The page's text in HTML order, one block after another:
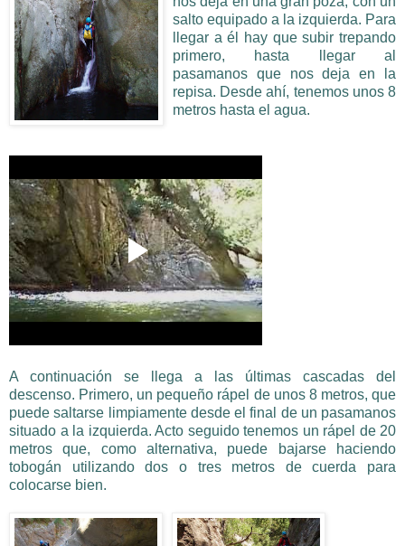
salto equipado a la izquierda. Para
llegar a él hay que subir trepando
primero, hasta llegar al
pasamanos que nos deja en la
repisa. Desde ahí, tenemos unos 8
metros hasta el agua.
A continuación se llega a las últimas cascadas del
descenso. Primero, un pequeño rápel de unos 8 metros, que
puede saltarse limpiamente desde el final de un pasamanos
situado a la izquierda. Acto seguido tenemos un rápel de 20
metros que, como alternativa, puede bajarse haciendo
tobogán utilizando dos o tres metros de cuerda para
colocarse bien.